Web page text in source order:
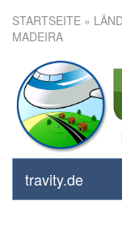
STARTSEITE »
MADEIRA
travity.de